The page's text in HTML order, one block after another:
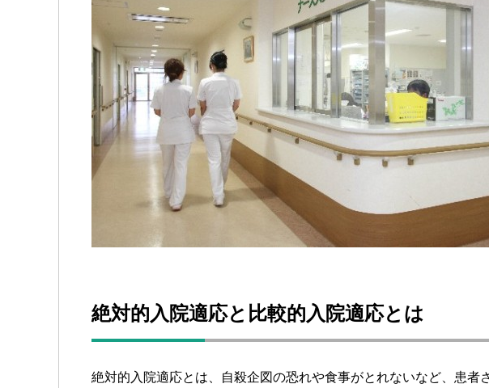
絶対的入院適応と比較的入院適応とは
絶対的入院適応とは、自殺企図の恐れや食事がとれないなど、患者